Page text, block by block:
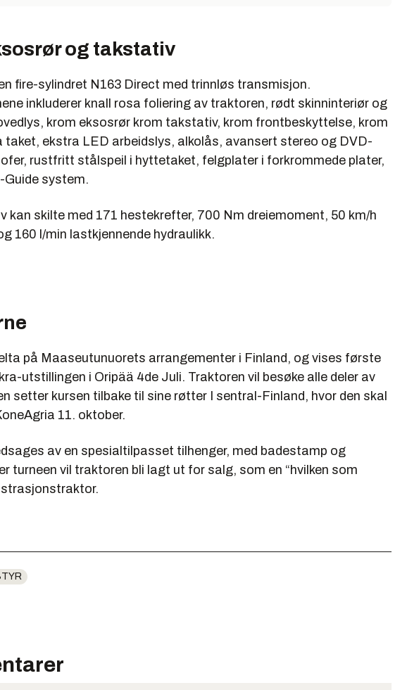
og takstativ
fire-sylindret N163 Direct med trinnløs transmisjon.
inkluderer knall rosa foliering av traktoren, rødt skinninteriør og
krom eksosrør krom takstativ, krom frontbeskyttelse, krom
taket, ekstra LED arbeidslys, alkolås, avansert stereo og DVD-
rustfritt stålspeil i hyttetaket, felgplater i forkrommede plater,
system.
kan skilte med 171 hestekrefter, 700 Nm dreiemoment, 50 km/h
160 l/min lastkjennende hydraulikk.
på Maaseutunuorets arrangementer i Finland, og vises første
utstillingen i Oripää 4de Juli. Traktoren vil besøke alle deler av
setter kursen tilbake til sine røtter I sentral-Finland, hvor den skal
11. oktober.
av en spesialtilpasset tilhenger, med badestamp og
turneen vil traktoren bli lagt ut for salg, som en “hvilken som